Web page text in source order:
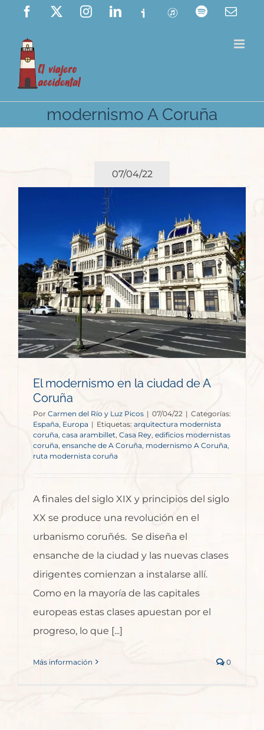
Saltar
contenido
Facebook InstagramLinkedIn
Ivoox ITunes Spotify
modernismo A Coruña
07/04/22
El modernismo en la ciudad de A
Coruña
Por Carmen del Río y Luz Picos | 07/04/22 | Categorías:
España, Europa | Etiquetas: arquitectura modernista
coruña casa arambillet, Casa Rey, edificios modernistas
coruña ensanche de A Coruña modernismo A Coruña,
ruta modernista coruña
A finales del siglo XIX y principios del siglo
XX se produce una revolución en el
urbanismo coruñés. Se diseña el
ensanche de la ciudad y las nuevas clases
dirigentes comienzan a instalarse allí.
Como en la mayoría de las capitales
europeas estas clases apuestan por el
progreso, lo que [...]
Más información 0